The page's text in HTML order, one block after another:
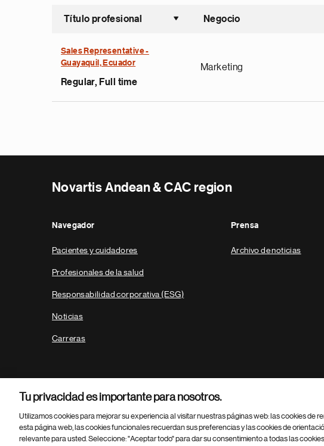
Título profesional
Ordenar
Negocio
Sales Representative -
Guayaquil, Ecuador
Regular, Full time
Marketing
Novartis Andean & CAC region
Navegador
Pacientes y cuidadores
Profesionales de la salud
Responsabilidad corporativa (ESG)
Noticias
Carreras
Prensa
Archivo de noticias
Parte
© 2026 Novartis AG
Tu privacidad es importante para nosotros.
Utilizamos cookies para mejorar su experiencia al visitar nuestras páginas web: las cookies de
esta página web, las cookies funcionales recuerdan sus preferencias y las cookies de
relevante para usted. Seleccione: "Aceptar todo" para dar su consentimiento a todas las